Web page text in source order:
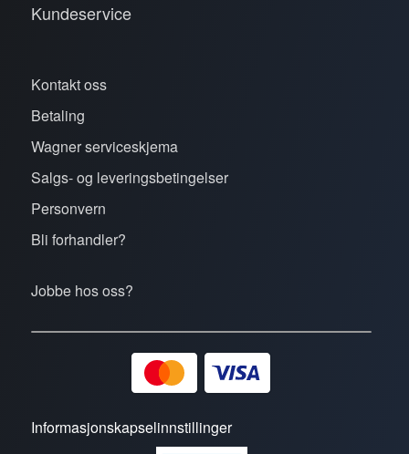
Kundeservice
Kontakt oss
Betaling
Wagner serviceskjema
Salgs- og leveringsbetingelser
Personvern
Bli forhandler?
Jobbe hos oss?
Informasjonskapselinnstillinger